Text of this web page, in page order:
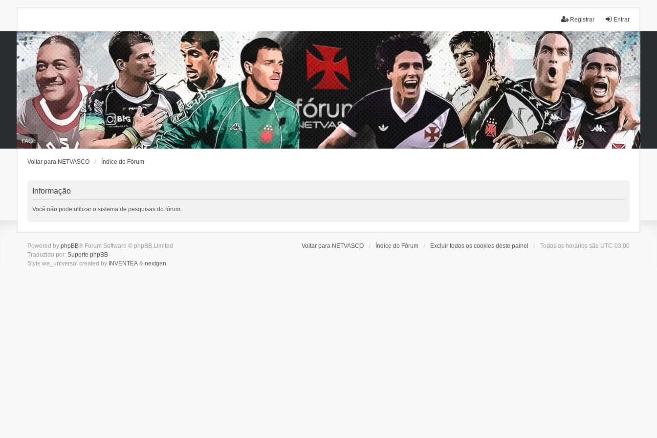
Entrar
Registrar
FAQ
Voltar para NETVASCO Índice do Fórum
Informação
Você não pode utilizar o sistema de pesquisas do fórum.
Voltar para NETVASCO Índice do Fórum Excluir todos os cookies deste painel Todos os horários são UTC-03:00
Powered by phpBB® Forum Software © phpBB Limited
Traduzido por: Suporte phpBB
Style we_universal created by INVENTEA& nextgen